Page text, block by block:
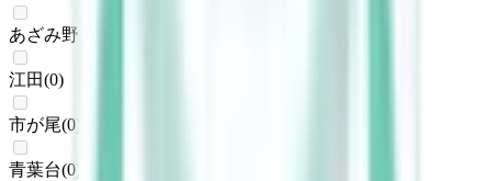
あざみ野
江田(0)
市が尾(0)
青葉台(0